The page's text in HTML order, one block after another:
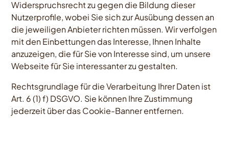
Widerspruchsrecht zu gegen die Bildung dieser
Nutzerprofile, wobei Sie sich zur Ausübung dessen an
die jeweiligen Anbieter richten müssen. Wir verfolgen
mit den Einbettungen das Interesse, Ihnen Inhalte
anzuzeigen, die für Sie von Interesse sind, um unsere
Webseite für Sie interessanter zu gestalten.
Rechtsgrundlage für die Verarbeitung Ihrer Daten ist
Art. 6 (1) f) DSGVO. Sie können Ihre Zustimmung
jederzeit über das Cookie-Banner entfernen.